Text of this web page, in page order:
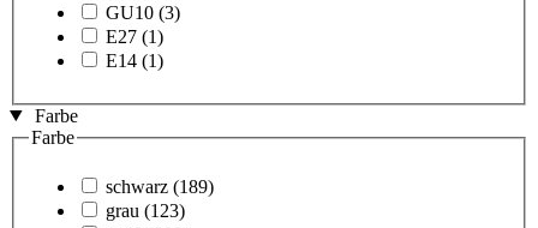
GU10 (3)
E27 (1)
E14 (1)
Farbe
Farbe
schwarz (189)
grau (123)